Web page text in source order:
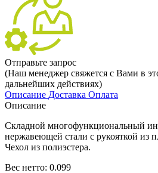
Отправьте запрос
(Наш менеджер свяжется с Вами в
дальнейших действиях)
Описание Доставка Оплата
Описание
Складной многофункциональный
нержавеющей стали с рукояткой из
Чехол из полиэстера.
Вес нетто: 0.099